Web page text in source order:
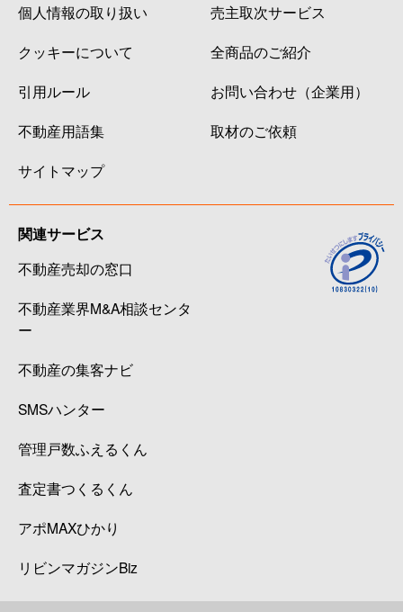
個人情報の取り扱い
クッキーについて
引用ルール
不動産用語集
サイトマップ
売主取次サービス
全商品のご紹介
お問い合わせ（企業用）
取材のご依頼
関連サービス
不動産売却の窓口
不動産業界M&A相談センタ
ー
不動産の集客ナビ
SMSハンター
管理戸数ふえるくん
査定書つくるくん
アポMAXひかり
リビンマガジンBiz